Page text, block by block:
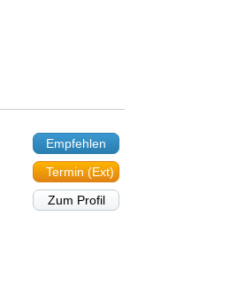
Empfehlen
Termin (Ext)
Zum Profil